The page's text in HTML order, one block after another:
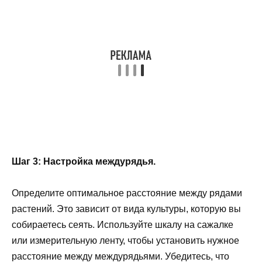
Шаг 3: Настройка междурядья.
Определите оптимальное расстояние между рядами
растений. Это зависит от вида культуры, которую вы
собираетесь сеять. Используйте шкалу на сажалке
или измерительную ленту, чтобы установить нужное
расстояние между междурядьями. Убедитесь, что